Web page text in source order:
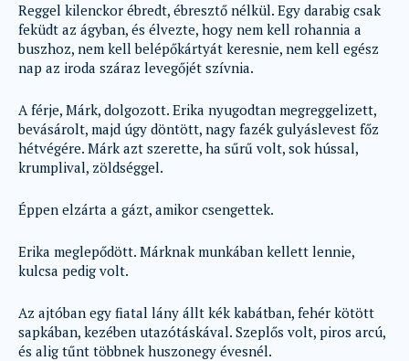
Reggel kilenckor ébredt, ébresztő nélkül. Egy darabig csak
feküdt az ágyban, és élvezte, hogy nem kell rohannia a
buszhoz, nem kell belépőkártyát keresnie, nem kell egész
nap az iroda száraz levegőjét szívnia.
A férje, Márk, dolgozott. Erika nyugodtan megreggelizett,
bevásárolt, majd úgy döntött, nagy fazék gulyáslevest főz
hétvégére. Márk azt szerette, ha sűrű volt, sok hússal,
krumplival, zöldséggel.
Éppen elzárta a gázt, amikor csengettek.
Erika meglepődött. Márknak munkában kellett lennie,
kulcsa pedig volt.
Az ajtóban egy fiatal lány állt kék kabátban, fehér kötött
sapkában, kezében utazótáskával. Szeplős volt, piros arcú,
és alig tűnt többnek huszonegy évesnél.